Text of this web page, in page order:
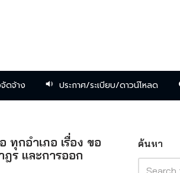
ดจ้าง ประกาศ/ระเบียบ/ดาวน์โหลด
กอำเภอ เรื่อง ขอ
ร และการออก
ค้นหา